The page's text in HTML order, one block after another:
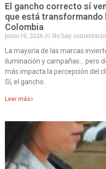
El gancho correcto sí
que está transformando
Colombia
junio 19, 2026
No hay
La mayoría de las marcas
iluminación y campañas… pero
más impacta la percepción del
Sí, el gancho.
Leer más»